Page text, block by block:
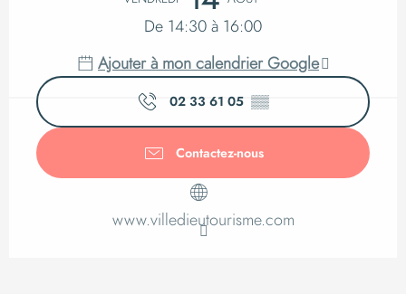
De 14:30 à 16:00
Ajouter à mon calendrier Google
02 33 61 05 ▒▒
Contactez-nous
www.villedieutourisme.com